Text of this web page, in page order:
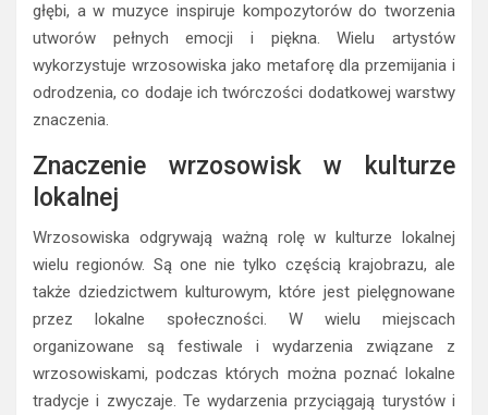
głębi, a w muzyce inspiruje kompozytorów do tworzenia
utworów pełnych emocji i piękna. Wielu artystów
wykorzystuje wrzosowiska jako metaforę dla przemijania i
odrodzenia, co dodaje ich twórczości dodatkowej warstwy
znaczenia.
Znaczenie wrzosowisk w kulturze
lokalnej
Wrzosowiska odgrywają ważną rolę w kulturze lokalnej
wielu regionów. Są one nie tylko częścią krajobrazu, ale
także dziedzictwem kulturowym, które jest pielęgnowane
przez lokalne społeczności. W wielu miejscach
organizowane są festiwale i wydarzenia związane z
wrzosowiskami, podczas których można poznać lokalne
tradycje i zwyczaje. Te wydarzenia przyciągają turystów i